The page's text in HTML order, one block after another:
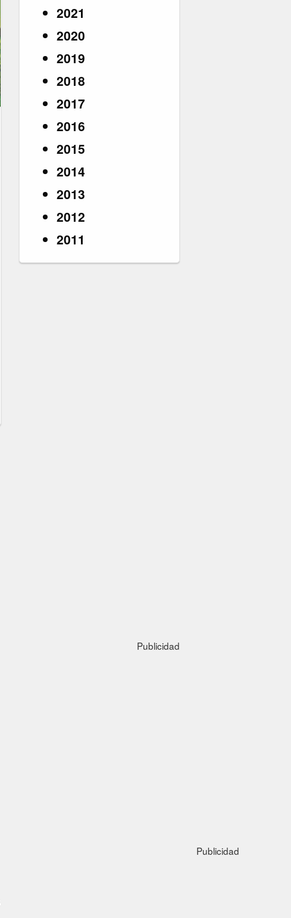
2021
2020
2019
2018
2017
2016
2015
2014
2013
2012
2011
Publicidad
Publicidad